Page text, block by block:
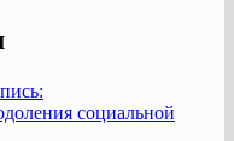
социальной